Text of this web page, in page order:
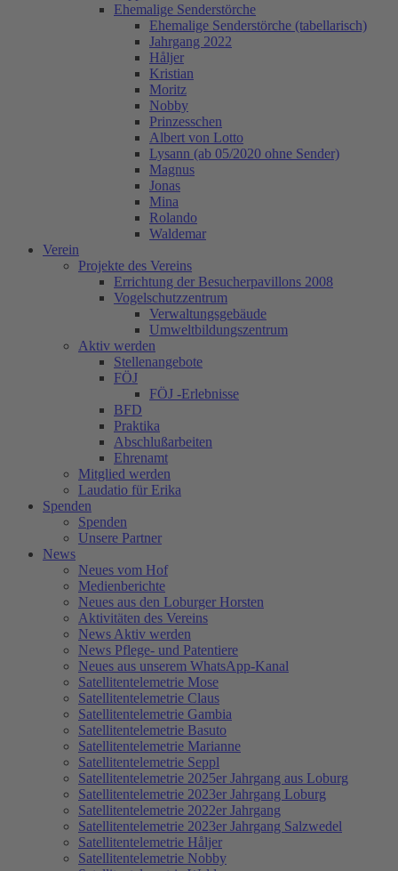
Ehemalige Senderstörche
Ehemalige Senderstörche (tabellarisch)
Jahrgang 2022
Håljer
Kristian
Moritz
Nobby
Prinzesschen
Albert von Lotto
Lysann (ab 05/2020 ohne Sender)
Magnus
Jonas
Mina
Rolando
Waldemar
Verein
Projekte des Vereins
Errichtung der Besucherpavillons 2008
Vogelschutzzentrum
Verwaltungsgebäude
Umweltbildungszentrum
Aktiv werden
Stellenangebote
FÖJ
FÖJ -Erlebnisse
BFD
Praktika
Abschlußarbeiten
Ehrenamt
Mitglied werden
Laudatio für Erika
Spenden
Spenden
Unsere Partner
News
Neues vom Hof
Medienberichte
Neues aus den Loburger Horsten
Aktivitäten des Vereins
News Aktiv werden
News Pflege- und Patentiere
Neues aus unserem WhatsApp-Kanal
Satellitentelemetrie Mose
Satellitentelemetrie Claus
Satellitentelemetrie Gambia
Satellitentelemetrie Basuto
Satellitentelemetrie Marianne
Satellitentelemetrie Seppl
Satellitentelemetrie 2025er Jahrgang aus Loburg
Satellitentelemetrie 2023er Jahrgang Loburg
Satellitentelemetrie 2022er Jahrgang
Satellitentelemetrie 2023er Jahrgang Salzwedel
Satellitentelemetrie Håljer
Satellitentelemetrie Nobby